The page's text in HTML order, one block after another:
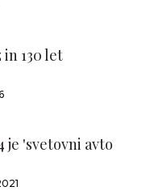
130 let
je 'svetovni avto